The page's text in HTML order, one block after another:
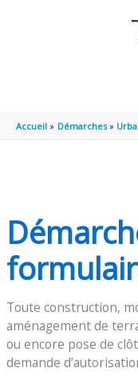
Accueil Démarches
Toute construction,
aménagement de
ou encore pose de
demande